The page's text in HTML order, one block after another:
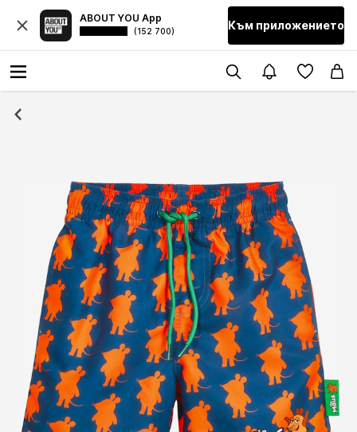
ABOUT YOU App
(152 700) Към приложението